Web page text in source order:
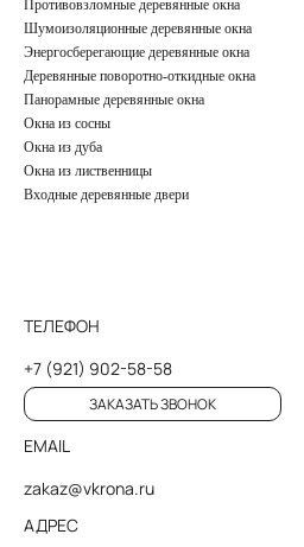
Противовзломные деревянные окна
Шумоизоляционные деревянные окна
Энергосберегающие деревянные окна
Деревянные поворотно-откидные окна
Панорамные деревянные окна
Окна из сосны
Окна из дуба
Окна из лиственницы
Входные деревянные двери
ТЕЛЕФОН
+7 (921) 902-58-58
ЗАКАЗАТЬ ЗВОНОК
EMAIL
zakaz@vkrona.ru
АДРЕС